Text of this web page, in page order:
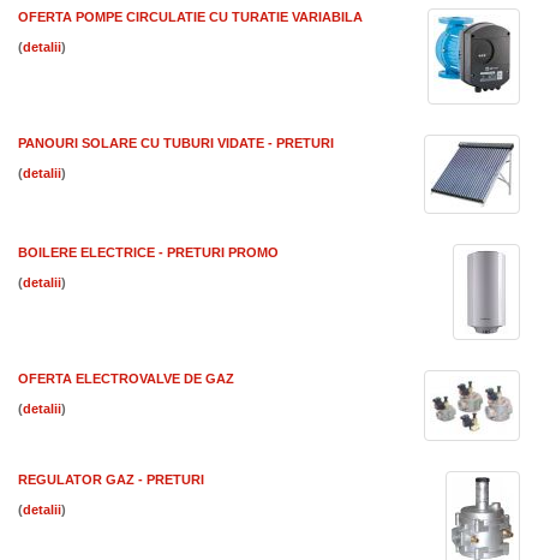
OFERTA POMPE CIRCULATIE CU TURATIE VARIABILA
( )
PANOURI SOLARE CU TUBURI VIDATE - PRETURI
( )
BOILERE ELECTRICE - PRETURI PROMO
( )
OFERTA ELECTROVALVE DE GAZ
( )
REGULATOR GAZ - PRETURI
( )